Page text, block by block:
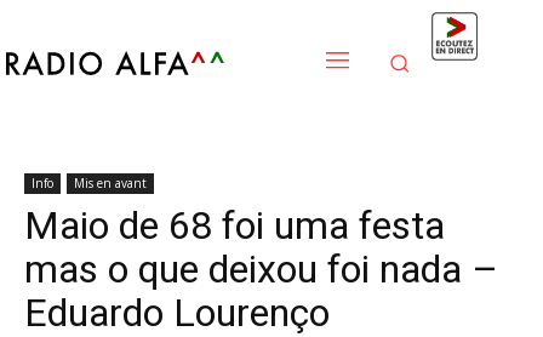
Info Mis en avant
Maio de 68 foi uma festa
mas o que deixou foi nada –
Eduardo Lourenço